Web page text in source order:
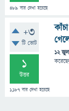
489 বার দেখা হয়েছে
+3
টি ভোট
1
উত্তর
1,187 বার দেখা হয়েছে
12